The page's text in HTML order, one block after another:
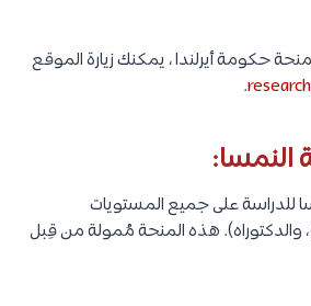
حكومة أيرلندا ، يمكنك زيارة الموقع
research
.
للدراسة على جميع المستويات
، والدكتوراه). هذه المنحة مُمولة من قِبل